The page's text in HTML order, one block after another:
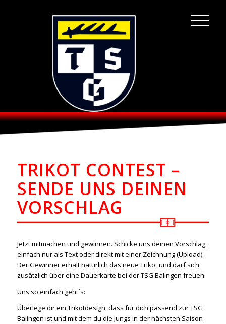
TRIKOT CONTEST –
SENDE UNS DEINEN
VORSCHLAG
Jetzt mitmachen und gewinnen. Schicke uns deinen Vorschlag,
einfach nur als Text oder direkt mit einer Zeichnung (Upload).
Der Gewinner erhält natürlich das neue Trikot und darf sich
zusätzlich über eine Dauerkarte bei der TSG Balingen freuen.
Uns so einfach geht´s:
Überlege dir ein Trikotdesign, dass für dich passend zur TSG
Balingen ist und mit dem du die Jungs in der nächsten Saison